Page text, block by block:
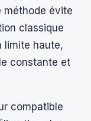
méthode évite
classique
limite haute,
constante et
compatible